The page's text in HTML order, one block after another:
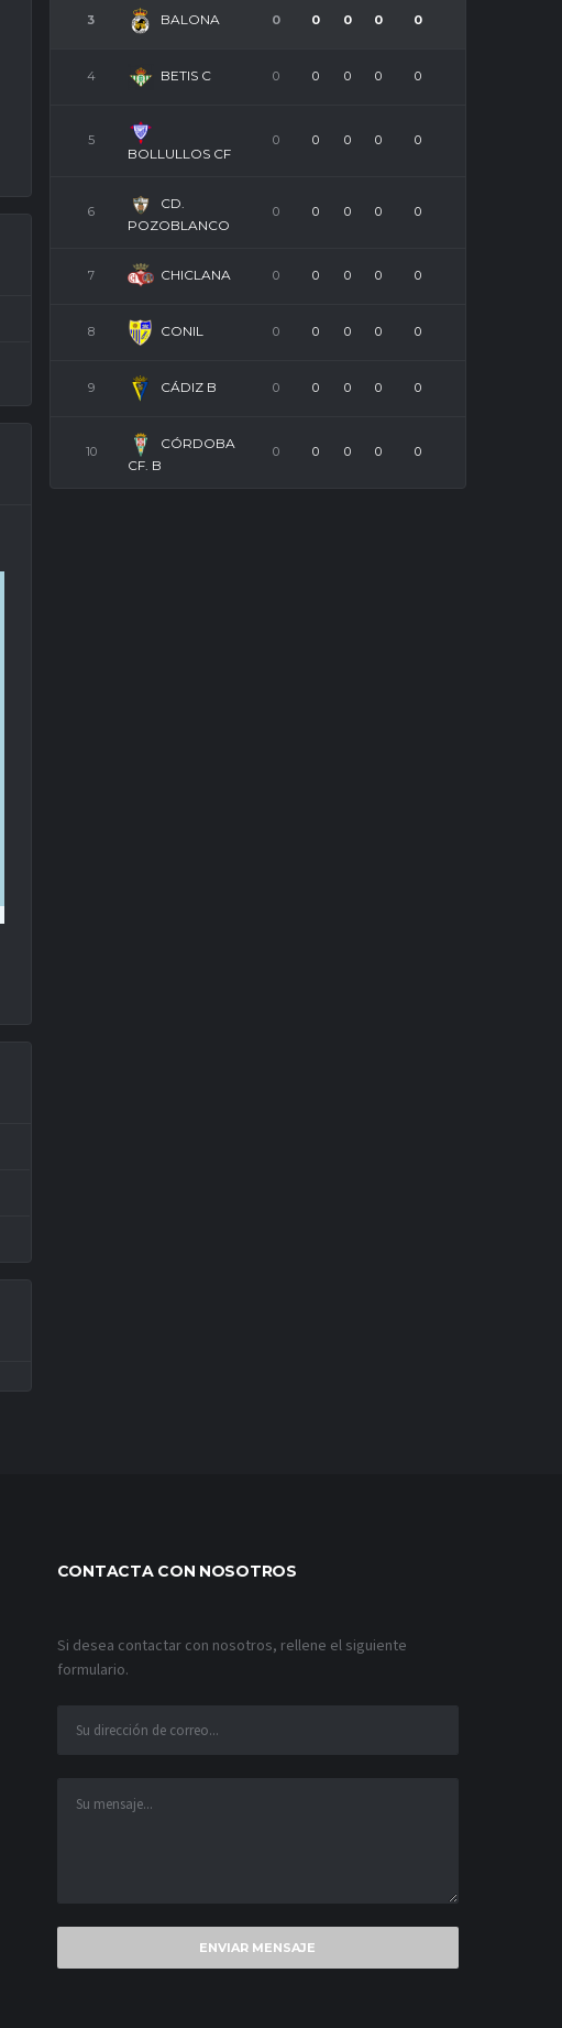
3 BALONA 0 0 0 0 0
4 BETIS C 0 0 0 0 0
5
BOLLULLOS CF
0 0 0 0 0
6
CD.
POZOBLANCO
0 0 0 0 0
7 CHICLANA 0 0 0 0 0
8 CONIL 0 0 0 0 0
9 CÁDIZ B 0 0 0 0 0
10
CÓRDOBA
CF. B
0 0 0 0 0
CONTACTA CON NOSOTROS
Si desea contactar con nosotros, rellene el siguiente
formulario.